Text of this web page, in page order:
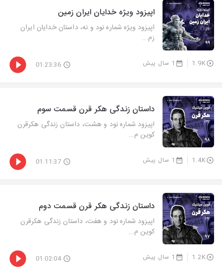
اپیزود ویژه خدایان ایران زمین
اپیزود ویژه شماره نود و نه، داستان خدایان ایران
زم...
1.9K 1 سال پیش 01:23:36
داستان زندگی هکر قرن قسمت سوم
اپیزود شماره نود و هشت، داستان زندگی هکرقرن
کوین م...
1.4K 1 سال پیش 01:11:37
داستان زندگی هکر قرن قسمت دوم
اپیزود شماره نود و هفت، داستان زندگی هکرقرن
کوین م...
1.2K 1 سال پیش 01:02:04